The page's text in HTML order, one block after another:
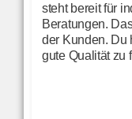
steht bereit für
Beratungen.
der Kunden. Du
gute Qualität zu